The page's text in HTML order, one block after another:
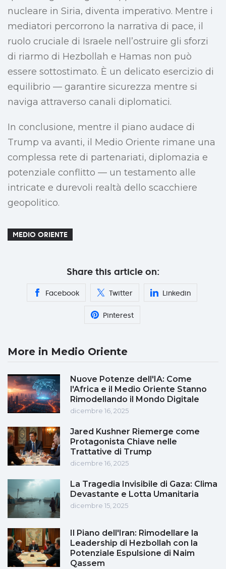
nucleare in Siria, diventa imperativo. Mentre i
mediatori percorrono la narrativa di pace, il
ruolo cruciale di Israele nell’ostruire gli sforzi
di riarmo di Hezbollah e Hamas non può
essere sottostimato. È un delicato esercizio di
equilibrio — garantire sicurezza mentre si
naviga attraverso canali diplomatici.
In conclusione, mentre il piano audace di
Trump va avanti, il Medio Oriente rimane una
complessa rete di partenariati, diplomazia e
potenziale conflitto — un testamento alle
intricate e durevoli realtà dello scacchiere
geopolitico.
MEDIO ORIENTE
Share this article on:
Facebook Twitter Linkedin
Pinterest
More in Medio Oriente
Nuove Potenze dell'IA: Come
l'Africa e il Medio Oriente Stanno
Rimodellando il Mondo Digitale
dicembre 16, 2025
Jared Kushner Riemerge come
Protagonista Chiave nelle
Trattative di Trump
dicembre 16, 2025
La Tragedia Invisibile di Gaza: Clima
Devastante e Lotta Umanitaria
dicembre 15, 2025
Il Piano dell'Iran: Rimodellare la
Leadership di Hezbollah con la
Potenziale Espulsione di Naim
Qassem